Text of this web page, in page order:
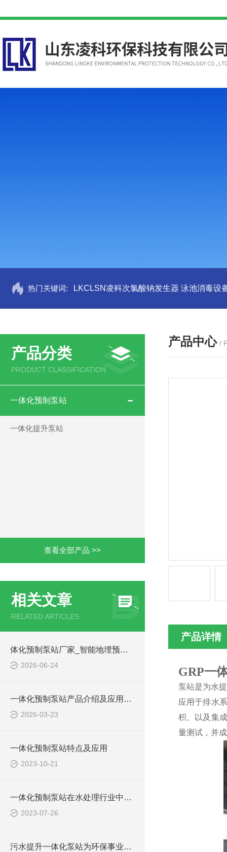
热门关键词: LKCLSN凌科次氯酸钠发生器 泳池消毒设
产品分类
PRODUCT CLASSIFICATION
一体化预制泵站
一体化提升泵站
查看全部产品 >>
相关文章
RELATED ARTICLES
体化预制泵站厂家_智能地埋预制泵站-凌科环保
2026-06-24
一体化预制泵站产品介绍及应用范围
2026-03-23
一体化预制泵站特点及应用
2023-10-21
一体化预制泵站在水处理行业中的应用
2023-07-26
污水提升一体化泵站为环保事业做出了哪些贡献？
产品中心 /
产品详情
GRP一
泵站是为水
应用于排水
积、以及集
量测试，并